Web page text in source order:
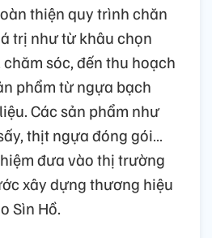
thiện quy trình chăn
trị như từ khâu chọn
sóc, đến thu hoạch
phẩm từ ngựa bạch
Các sản phẩm như
thịt ngựa đóng gói…
đưa vào thị trường
xây dựng thương hiệu
Sìn Hồ.